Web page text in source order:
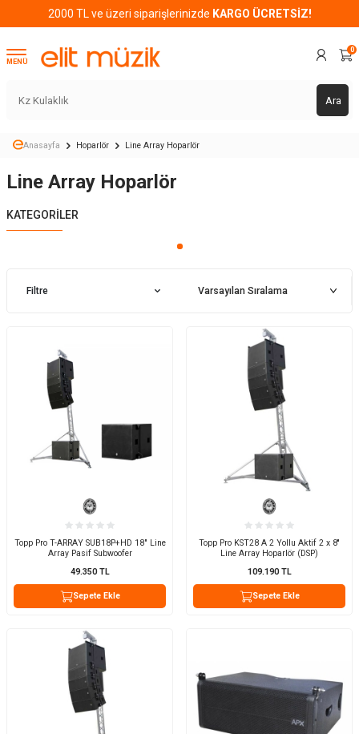
2000 TL ve üzeri siparişlerinizde KARGO ÜCRETSİZ!
MENÜ
Ara
0
Anasayfa Hoparlör Line Array Hoparlör
Line Array Hoparlör
KATEGORILER
Filtre
Topp Pro T-ARRAY SUB18P+HD 18" Line
Array Pasif Subwoofer
49.350TL
Sepete Ekle
Topp Pro KST28 A 2 Yollu Aktif 2 x 8''
Line Array Hoparlör (DSP)
109.190TL
Sepete Ekle